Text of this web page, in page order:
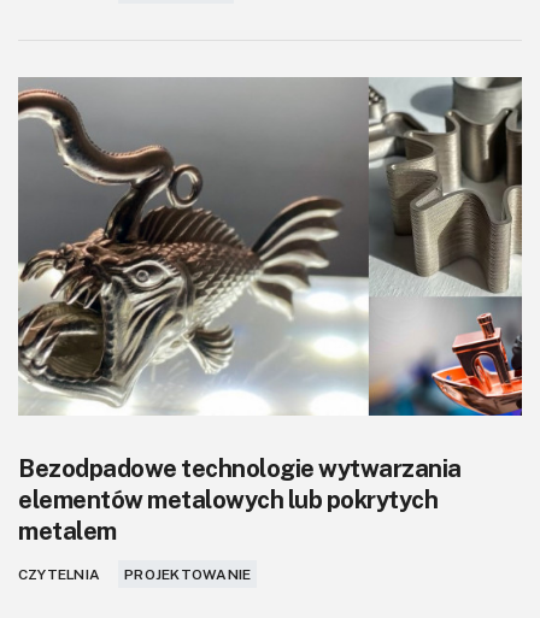
Bezodpadowe technologie wytwarzania
elementów metalowych lub pokrytych
metalem
CZYTELNIA PROJEKTOWANIE